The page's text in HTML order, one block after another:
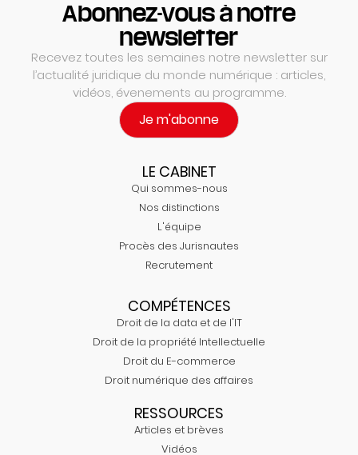
Abonnez-vous à notre
newsletter
Recevez toutes les semaines notre newsletter sur
l’actualité juridique du monde numérique : articles,
vidéos, évenements au programme.
Je m'abonne
LE CABINET
Qui sommes-nous
Nos distinctions
L'équipe
Procès des Jurisnautes
Recrutement
COMPÉTENCES
Droit de la data et de l'IT
Droit de la propriété Intellectuelle
Droit du E-commerce
Droit numérique des affaires
RESSOURCES
Articles et brèves
Vidéos